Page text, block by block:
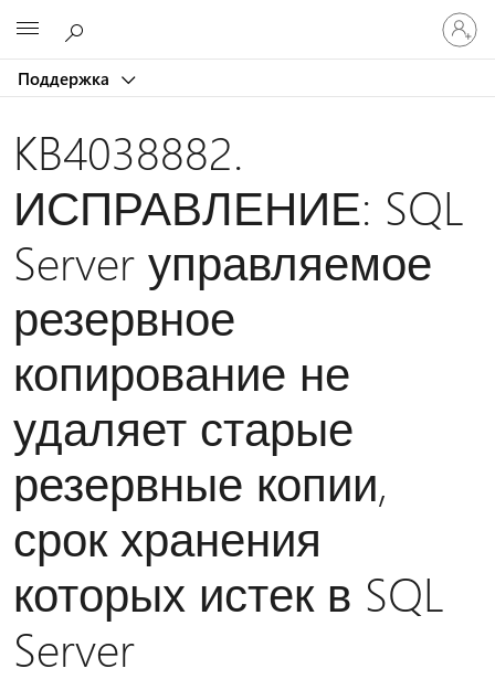
Поддержка
KB4038882.
ИСПРАВЛЕНИЕ: SQL
Server управляемое
резервное
копирование не
удаляет старые
резервные копии,
срок хранения
которых истек в SQL
Server